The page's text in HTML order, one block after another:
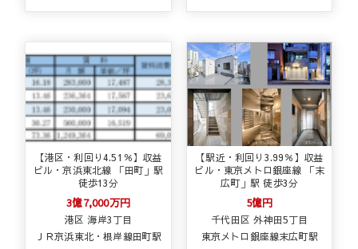
【港区・利回り4.51％】収益
ビル・京浜東北線 「田町」駅
徒歩13分
3億7,000万円
港区 海岸3丁目
ＪＲ京浜東北・根岸線田町駅
【駅近・利回り3.99％】収益
ビル・東京メトロ銀座線 「末
広町」駅 徒歩3分
5億円
千代田区 外神田5丁目
東京メトロ銀座線末広町駅